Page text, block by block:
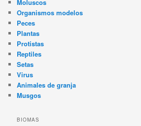
Moluscos
Organismos modelos
Peces
Plantas
Protistas
Reptiles
Setas
Virus
Animales de granja
Musgos
BIOMAS